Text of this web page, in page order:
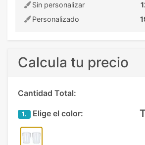
Sin personalizar
Personalizado
Calcula tu precio
Cantidad Total:
1. Elige el color: